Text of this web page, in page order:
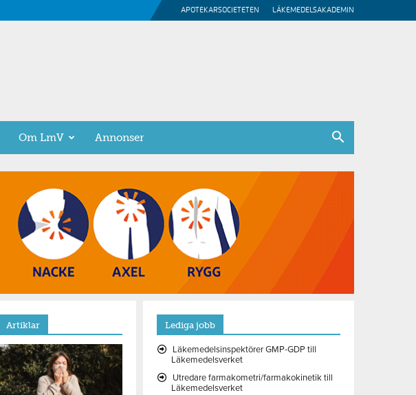
APOTEKARSOCIETETEN LÄKEMEDELSAKADEMIN
Om LmV Annonser
Artiklar Lediga jobb
Läkemedelsinspektörer GMP-GDP till
Läkemedelsverket
Utredare farmakometri/farmakokinetik till
Läkemedelsverket